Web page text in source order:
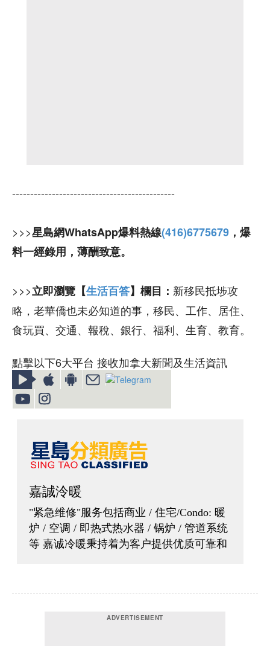
---------------------------------------------
>>>星島網WhatsApp爆料熱線(416)6775679 ，爆
料一經錄用，薄酬致意。
>>>立即瀏覽【生活百答】欄目： 新移民抵埗攻
略，老華僑也未必知道的事，移民、工作、居住、
食玩買、交通、報稅、銀行、福利、生育、教育。
點擊以下6大平台 接收加拿大新聞及生活資訊